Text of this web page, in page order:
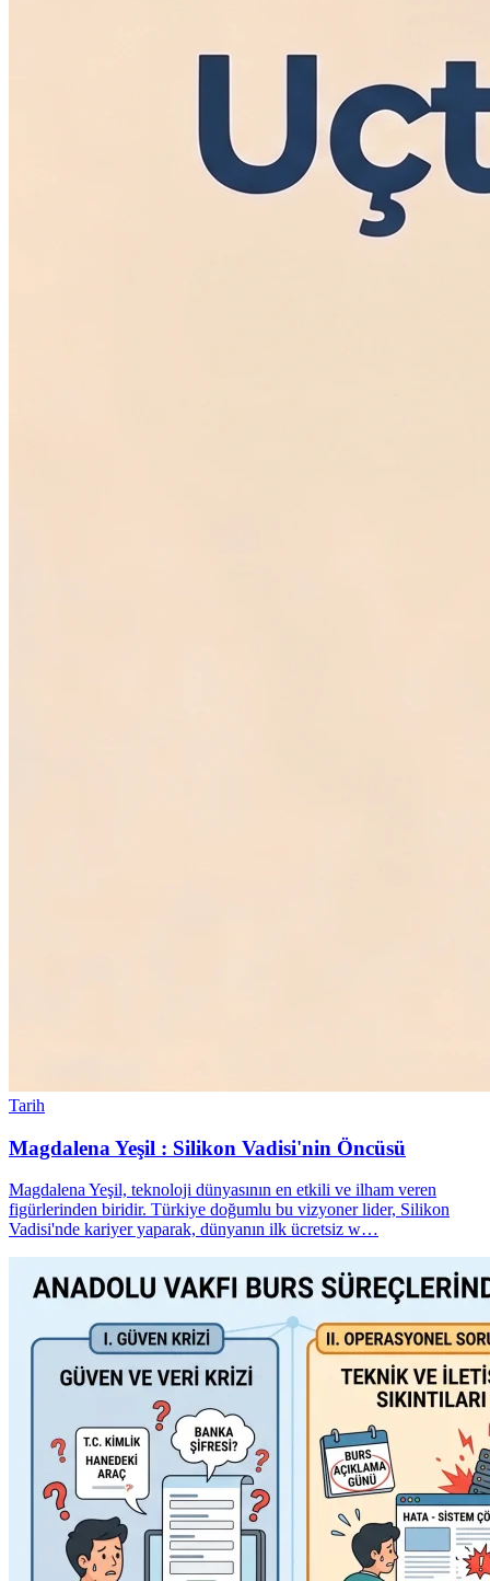
Tarih
Magdalena Yeşil : Silikon Vadisi'nin Öncüsü
Magdalena Yeşil, teknoloji dünyasının en etkili ve ilham veren
figürlerinden biridir. Türkiye doğumlu bu vizyoner lider, Silikon
Vadisi'nde kariyer yaparak, dünyanın ilk ücretsiz w…